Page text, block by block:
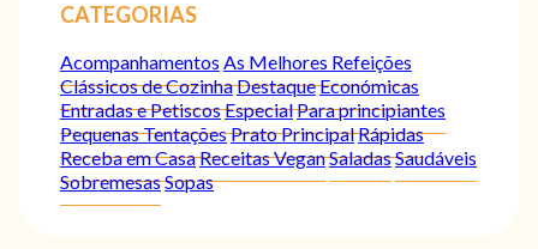
CATEGORIAS
Acompanhamentos As Melhores Refeições
Clássicos de CozinhaDestaqueEconómicas
Entradas e PetiscosEspecialPara principiantes
Pequenas TentaçõesPrato PrincipalRápidas
Receba em CasaReceitas VeganSaladasSaudáveis
SobremesasSopas